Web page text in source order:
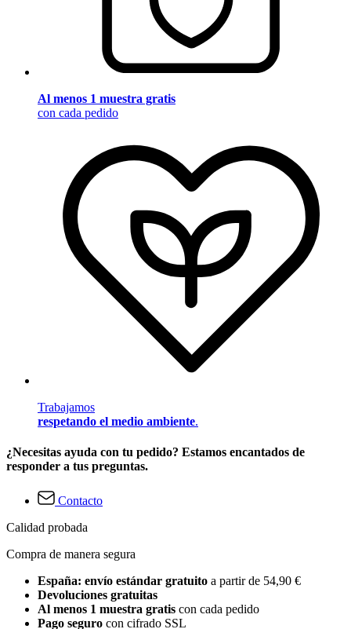
Al menos 1 muestra gratis
con cada pedido
Trabajamos
respetando el medio ambiente.
¿Necesitas ayuda con tu pedido? Estamos encantados de
responder a tus preguntas.
Contacto
Calidad probada
Compra de manera segura
España: envío estándar gratuito a partir de 54,90 €
Devoluciones gratuitas
Al menos 1 muestra gratis con cada pedido
Pago seguro con cifrado SSL